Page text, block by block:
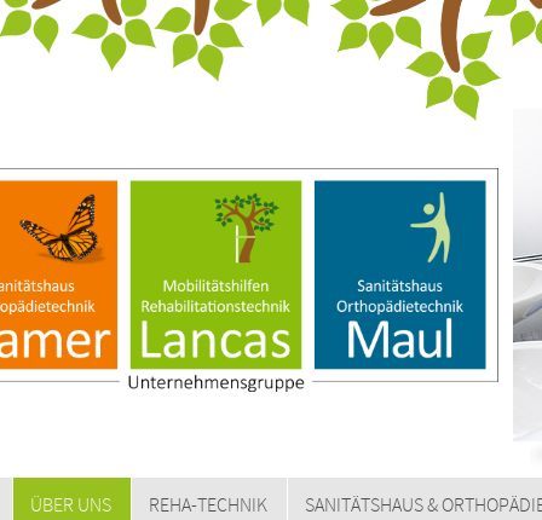
ÜBER UNS REHA-TECHNIK SANITÄTSHAUS &